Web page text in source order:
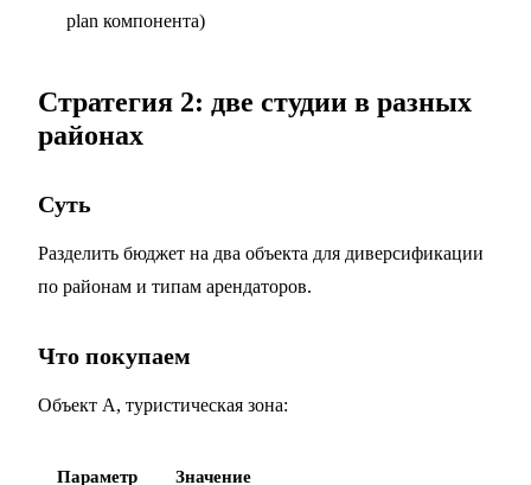
plan компонента)
Стратегия 2: две студии в разных
районах
Суть
Разделить бюджет на два объекта для диверсификации
по районам и типам арендаторов.
Что покупаем
Объект A, туристическая зона:
Параметр Значение